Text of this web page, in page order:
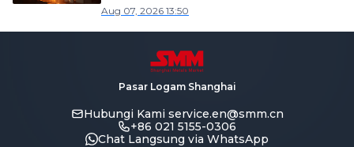
Aug 07, 2026 13:50
Pasar Logam Shanghai
Hubungi Kami service.en@smm.cn
+86 021 5155-0306
Chat Langsung via WhatsApp